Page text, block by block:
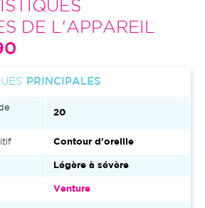
DE L'APPAREIL
PRINCIPALES
20
Contour d'oreille
Légère à sévère
Venture